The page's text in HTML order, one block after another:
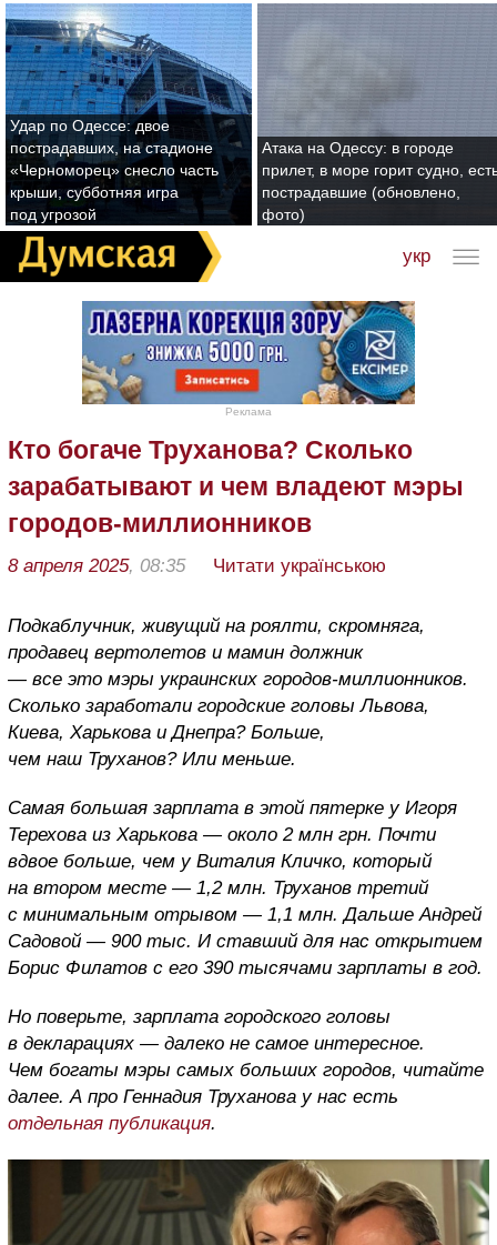
Удар по Одессе: двое
пострадавших, на стадионе
«Черноморец» снесло часть
крыши, субботняя игра
под угрозой
Атака на Одессу: в городе
прилет, в море горит судно,
пострадавшие (обновлено,
фото)
укр
Реклама
Кто богаче Труханова? Сколько
зарабатывают и чем владеют мэры
городов-миллионников
8 апреля 2025, 08:35 Читати українською
Подкаблучник, живущий на роялти, скромняга,
продавец вертолетов и мамин должник
— все это мэры украинских городов-миллионников.
Сколько заработали городские головы Львова,
Киева, Харькова и Днепра? Больше,
чем наш Труханов? Или меньше.
Самая большая зарплата в этой пятерке у Игоря
Терехова из Харькова — около 2 млн грн. Почти
вдвое больше, чем у Виталия Кличко, который
на втором месте — 1,2 млн. Труханов третий
с минимальным отрывом — 1,1 млн. Дальше Андрей
Садовой — 900 тыс. И ставший для нас открытием
Борис Филатов с его 390 тысячами зарплаты в год.
Но поверьте, зарплата городского головы
в декларациях — далеко не самое интересное.
Чем богаты мэры самых больших городов, читайте
далее. А про Геннадия Труханова у нас есть
отдельная публикация.